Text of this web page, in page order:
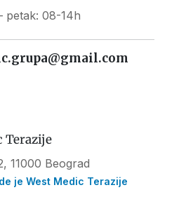
petak: 08-14h
Terazije
11000 Beograd
je West Medic Terazije